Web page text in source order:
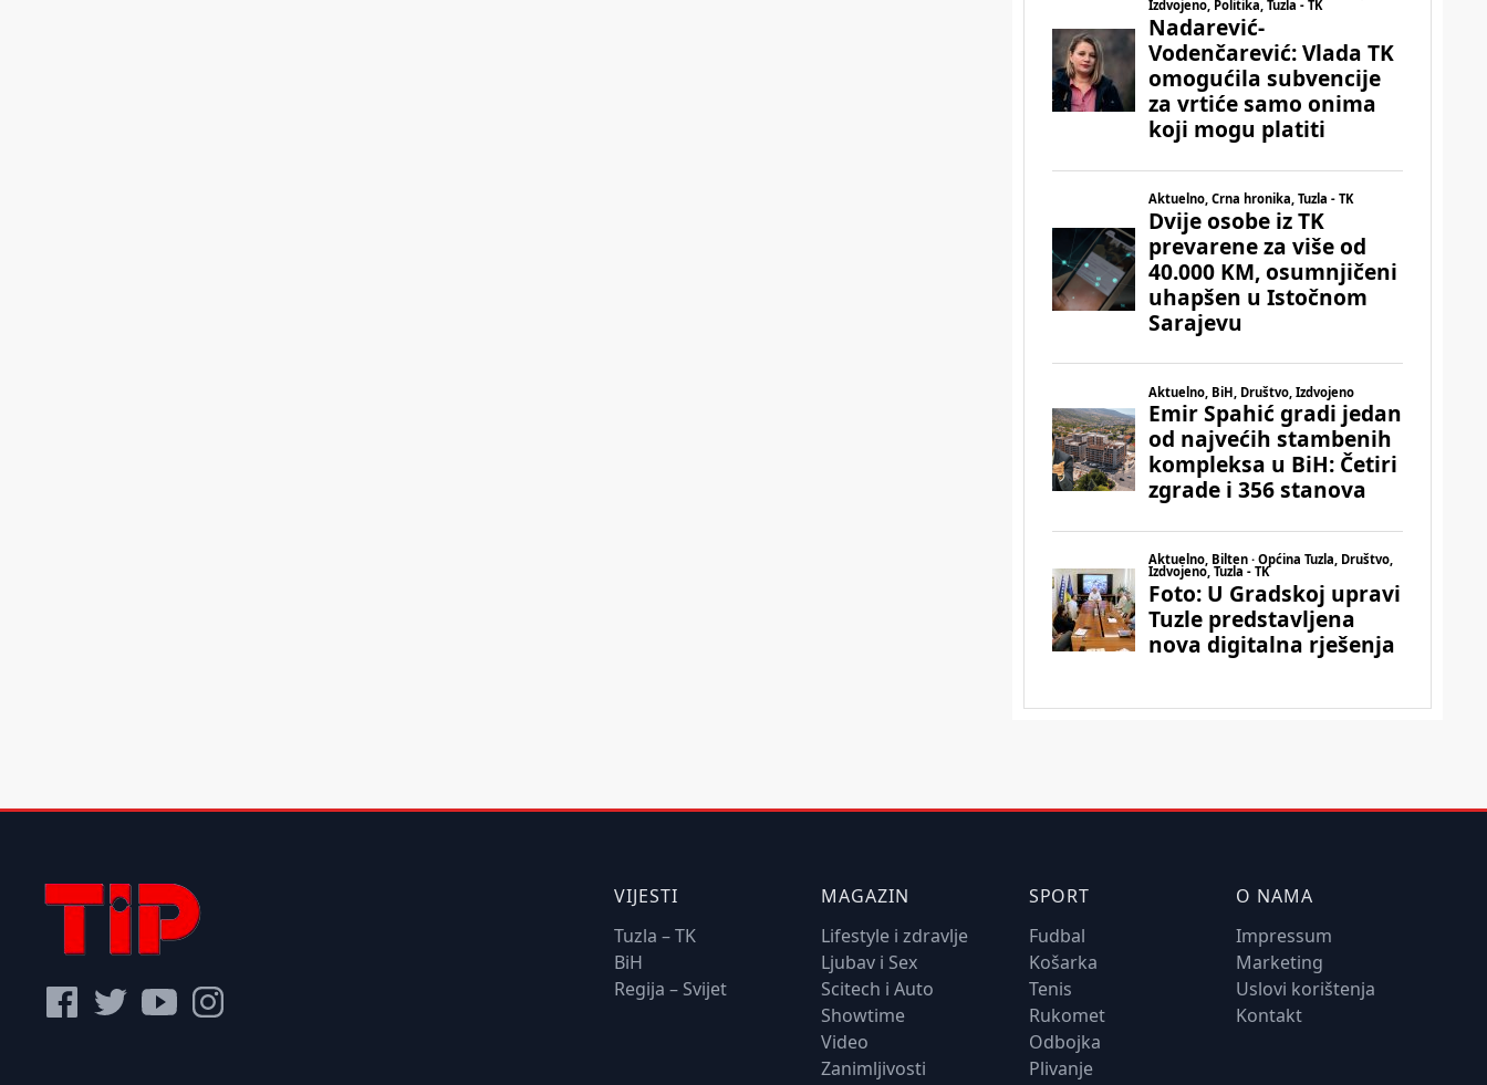
VIJESTI
Tuzla – TK
BiH
Regija – Svijet
MAGAZIN
Lifestyle i zdravlje
Ljubav i Sex
Scitech i Auto
Showtime
Video
Zanimljivosti
SPORT
Fudbal
Košarka
Tenis
Rukomet
Odbojka
Plivanje
O NAMA
Impressum
Marketing
Uslovi korištenja
Kontakt